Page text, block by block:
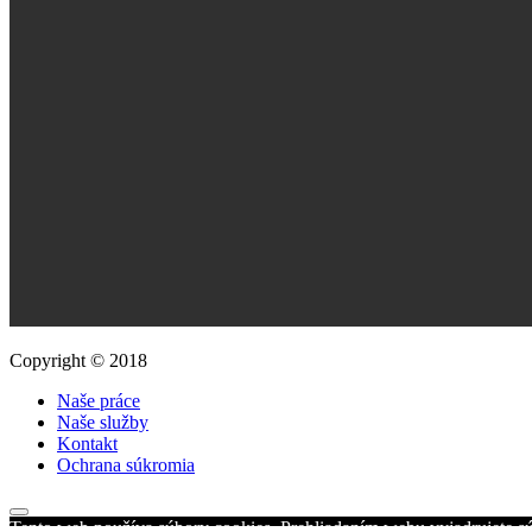
Copyright © 2018
Naše práce
Naše služby
Kontakt
Ochrana súkromia
Tento web používa súbory cookies. Prehliadaním webu vyjadrujete